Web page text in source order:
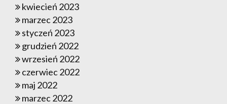
kwiecień 2023
marzec 2023
styczeń 2023
grudzień 2022
wrzesień 2022
czerwiec 2022
maj 2022
marzec 2022